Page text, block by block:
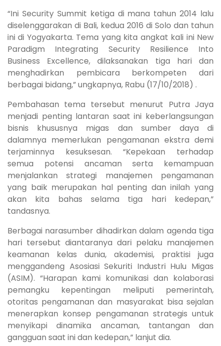
“Ini Security Summit ketiga di mana tahun 2014 lalu
diselenggarakan di Bali, kedua 2016 di Solo dan tahun
ini di Yogyakarta. Tema yang kita angkat kali ini New
Paradigm Integrating Security Resilience Into
Business Excellence, dilaksanakan tiga hari dan
menghadirkan pembicara berkompeten dari
berbagai bidang,” ungkapnya, Rabu (17/10/2018) .
Pembahasan tema tersebut menurut Putra Jaya
menjadi penting lantaran saat ini keberlangsungan
bisnis khususnya migas dan sumber daya di
dalamnya memerlukan pengamanan ekstra demi
terjaminnya kesuksesan. “Kepekaan terhadap
semua potensi ancaman serta kemampuan
menjalankan strategi manajemen pengamanan
yang baik merupakan hal penting dan inilah yang
akan kita bahas selama tiga hari kedepan,”
tandasnya.
Berbagai narasumber dihadirkan dalam agenda tiga
hari tersebut diantaranya dari pelaku manajemen
keamanan kelas dunia, akademisi, praktisi juga
menggandeng Asosiasi Sekuriti Industri Hulu Migas
(ASIM). “Harapan kami komunikasi dan kolaborasi
pemangku kepentingan meliputi pemerintah,
otoritas pengamanan dan masyarakat bisa sejalan
menerapkan konsep pengamanan strategis untuk
menyikapi dinamika ancaman, tantangan dan
gangguan saat ini dan kedepan,” lanjut dia.